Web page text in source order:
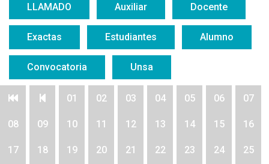
LLAMADO Auxiliar Docente
Exactas Estudiantes Alumno
Convocatoria Unsa
01 02 03 04 05 06 07
08 09 10 11 12 13 14 15 16
17 18 19 20 21 22 23 24 25